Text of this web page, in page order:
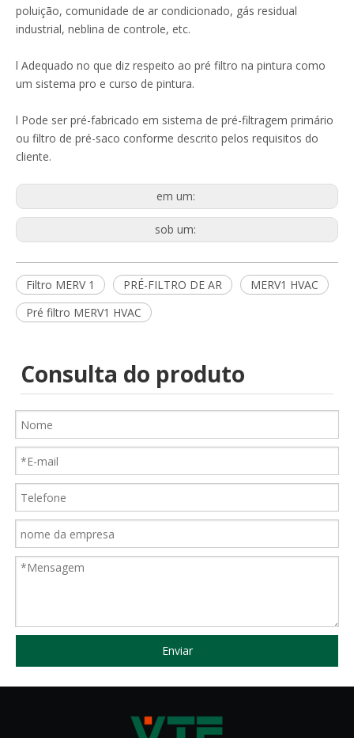
poluição, comunidade de ar condicionado, gás residual
industrial, neblina de controle, etc.
l Adequado no que diz respeito ao pré filtro na pintura como
um sistema pro e curso de pintura.
l Pode ser pré-fabricado em sistema de pré-filtragem primário
ou filtro de pré-saco conforme descrito pelos requisitos do
cliente.
em um:
sob um:
Filtro MERV 1 PRÉ-FILTRO DE AR
MERV1 HVAC
Pré filtro MERV1 HVAC
Consulta do produto
Enviar